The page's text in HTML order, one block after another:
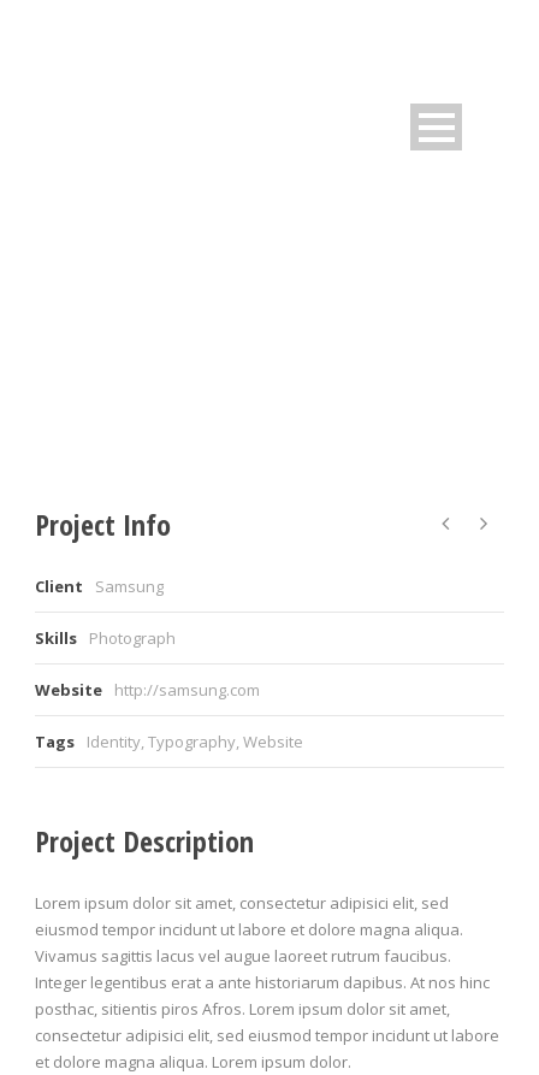
Project Info
Client Samsung
Skills Photograph
Website http://samsung.com
Tags Identity,Typography,Website
Project Description
Lorem ipsum dolor sit amet, consectetur adipisici elit, sed
eiusmod tempor incidunt ut labore et dolore magna aliqua.
Vivamus sagittis lacus vel augue laoreet rutrum faucibus.
Integer legentibus erat a ante historiarum dapibus. At nos hinc
posthac, sitientis piros Afros. Lorem ipsum dolor sit amet,
consectetur adipisici elit, sed eiusmod tempor incidunt ut labore
et dolore magna aliqua. Lorem ipsum dolor.